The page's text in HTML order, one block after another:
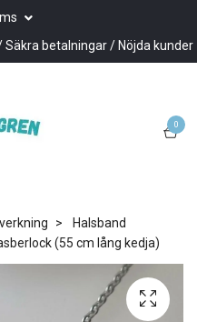
betalningar / Nöjda kunder
0
Halsband
(55 cm lång kedja)